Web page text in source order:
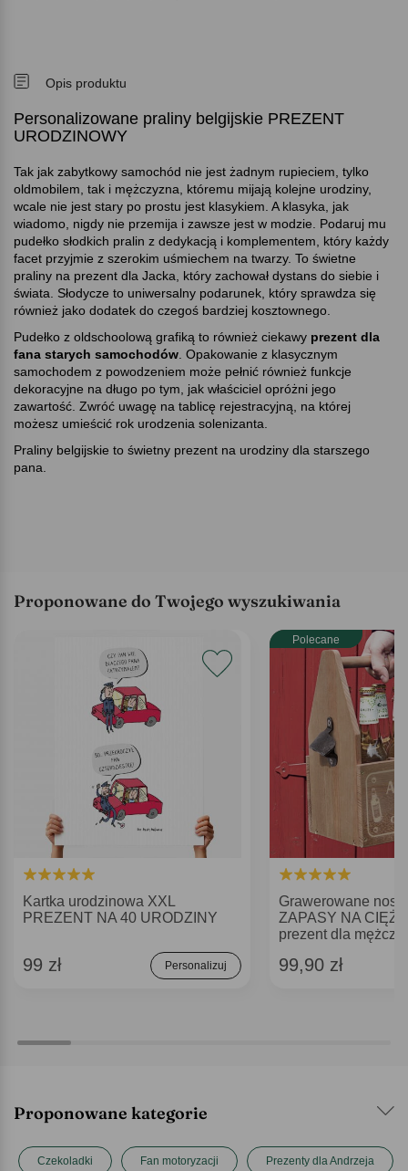
Opis produktu
Personalizowane praliny belgijskie PREZENT
URODZINOWY
Tak jak zabytkowy samochód nie jest żadnym rupieciem, tylko
oldmobilem, tak i mężczyzna, któremu mijają kolejne urodziny,
wcale nie jest stary po prostu jest klasykiem. A klasyka, jak
wiadomo, nigdy nie przemija i zawsze jest w modzie. Podaruj mu
pudełko słodkich pralin z dedykacją i komplementem, który każdy
facet przyjmie z szerokim uśmiechem na twarzy. To świetne
praliny na prezent dla Jacka, który zachował dystans do siebie i
świata. Słodycze to uniwersalny podarunek, który sprawdza się
również jako dodatek do czegoś bardziej kosztownego.
Pudełko z oldschoolową grafiką to również ciekawy prezent dla
fana starych samochodów . Opakowanie z klasycznym
samochodem z powodzeniem może pełnić również funkcje
dekoracyjne na długo po tym, jak właściciel opróżni jego
zawartość. Zwróć uwagę na tablicę rejestracyjną, na której
możesz umieścić rok urodzenia solenizanta.
Praliny belgijskie to świetny prezent na urodziny dla starszego
pana.
Proponowane do Twojego wyszukiwania
Kartka urodzinowa XXL
PREZENT NA 40 URODZINY
99 zł Personalizuj
Polecane
Grawerowane
ZAPASY NA
prezent dla
99,90 zł
Proponowane kategorie
Czekoladki Fan motoryzacji Prezenty dla Andrzeja